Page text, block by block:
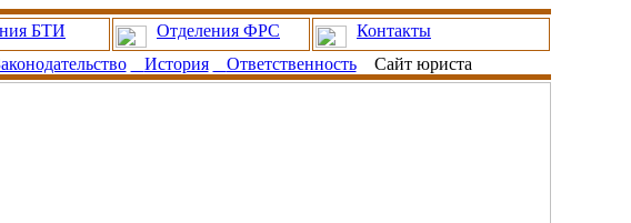
БТИ Отделения ФРС
Контакты
История Ответственность Сайт юриста